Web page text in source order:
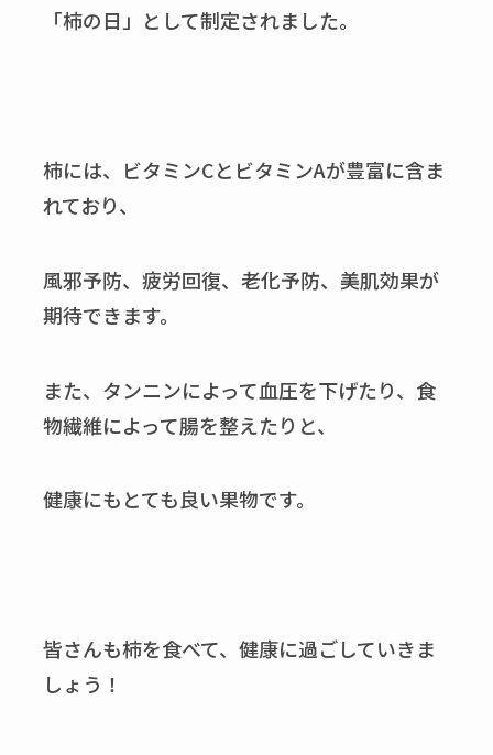
「柿の日」として制定されました。
柿には、ビタミンCとビタミンAが豊富に含ま
れており、
風邪予防、疲労回復、老化予防、美肌効果が
期待できます。
また、タンニンによって血圧を下げたり、食
物繊維によって腸を整えたりと、
健康にもとても良い果物です。
皆さんも柿を食べて、健康に過ごしていきま
しょう！